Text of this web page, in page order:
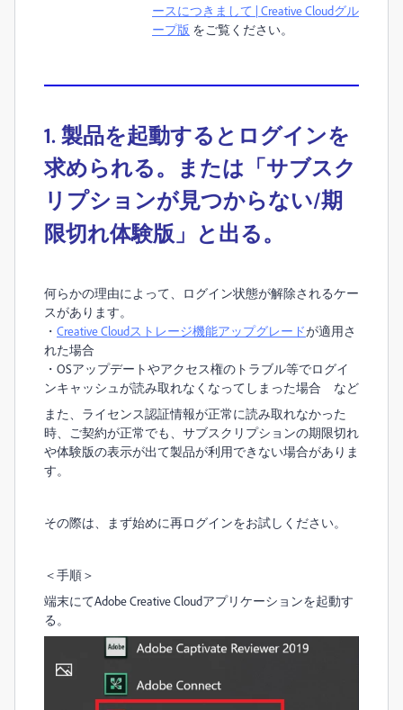
ースにつきまして | Creative Cloudグル
ープ版 をご覧ください。
1. 製品を起動するとログインを
求められる。または「サブスク
リプションが見つからない/期
限切れ体験版」と出る。
何らかの理由によって、ログイン状態が解除されるケー
スがあります。
・ Creative Cloudストレージ機能アップグレードが適用さ
れた場合
・OSアップデートやアクセス権のトラブル等でログイ
ンキャッシュが読み取れなくなってしまった場合 など
また、ライセンス認証情報が正常に読み取れなかった
時、ご契約が正常でも、サブスクリプションの期限切れ
や体験版の表示が出て製品が利用できない場合がありま
す。
その際は、まず始めに再ログインをお試しください。
＜手順＞
端末にてAdobe Creative Cloudアプリケーションを起動す
る。